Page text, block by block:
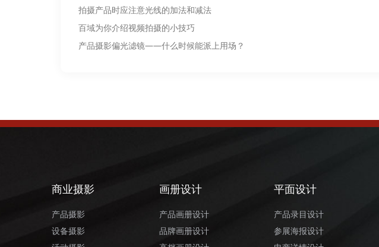
拍摄产品时应注意光线的加法和减法
百域为你介绍视频拍摄的小技巧
产品摄影偏光滤镜——什么时候能派上用场？
商业摄影
产品摄影
设备摄影
画册设计
产品画册设计
品牌画册设计
平面设计
产品录目设计
参展海报设计